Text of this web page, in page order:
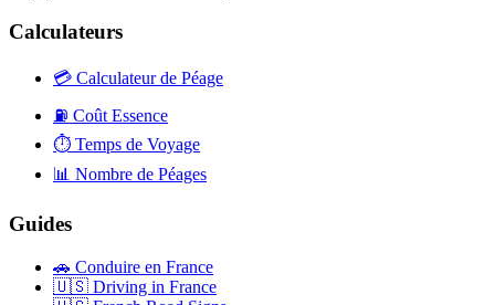
Calculateurs
💳 Calculateur de Péage
⛽ Coût Essence
⏱️ Temps de Voyage
📊 Nombre de Péages
Guides
🚗 Conduire en France
🇺🇸 Driving in France